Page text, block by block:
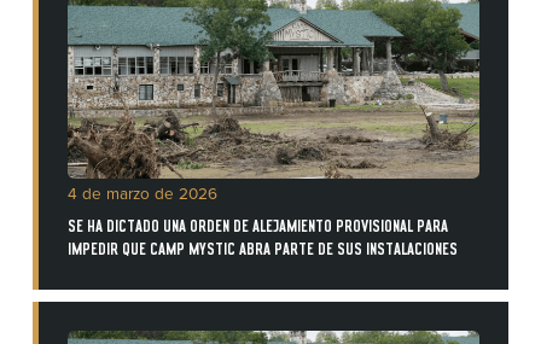
4 de marzo de 2026
SE HA DICTADO UNA ORDEN DE ALEJAMIENTO PROVISIONAL PARA
IMPEDIR QUE CAMP MYSTIC ABRA PARTE DE SUS INSTALACIONES